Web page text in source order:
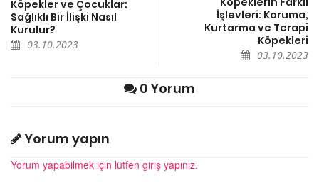
Köpekler ve Çocuklar:
Sağlıklı Bir İlişki Nasıl
Kurulur?
03.10.2023
İşlevleri: Koruma,
Kurtarma ve Terapi
Köpekleri
03.10.2023
0 Yorum
Yorum yapın
Yorum yapabilmek için lütfen giriş yapınız.